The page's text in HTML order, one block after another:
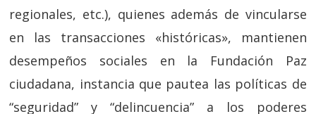
regionales, etc.), quienes además de vincularse
en las transacciones «históricas», mantienen
desempeños sociales en la Fundación Paz
ciudadana, instancia que pautea las políticas de
“seguridad” y “delincuencia” a los poderes